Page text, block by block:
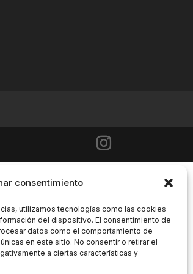
consentimiento
utilizamos tecnologías como las cookies
del dispositivo. El consentimiento de
datos como el comportamiento de
en este sitio. No consentir o retirar el
a ciertas características y